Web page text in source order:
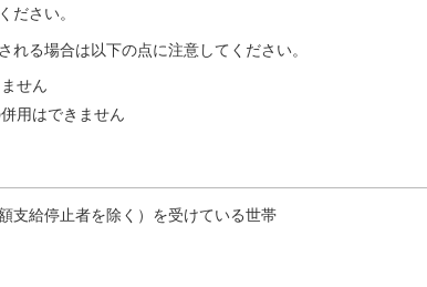
ださい。
れる場合は以下の点に注意してください。
せん
用はできません
支給停止者を除く）を受けている世帯